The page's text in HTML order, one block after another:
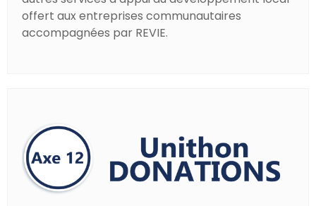
offert aux entreprises communautaires
accompagnées par REVIE.